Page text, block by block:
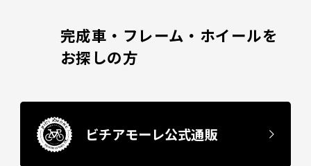
完成車・フレーム・ホイールを
お探しの方
ビチアモーレ公式通販